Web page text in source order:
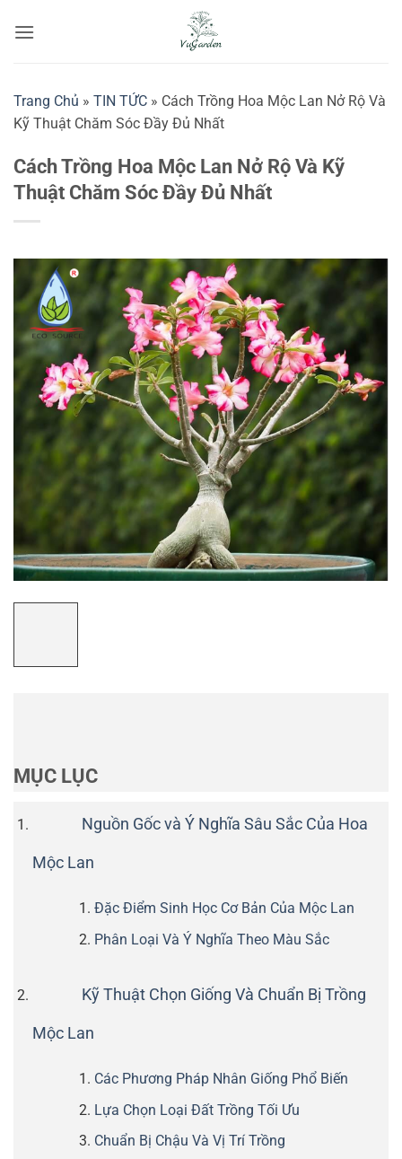
qua
Trang Chủ » TIN TỨC » Cách Trồng Hoa Mộc Lan Nở Rộ Và
Kỹ Thuật Chăm Sóc Đầy Đủ Nhất
Cách Trồng Hoa Mộc Lan Nở Rộ Và Kỹ
Thuật Chăm Sóc Đầy Đủ Nhất
MỤC LỤC
Nguồn Gốc và Ý Nghĩa Sâu Sắc Của Hoa
Mộc Lan
Đặc Điểm Sinh Học Cơ Bản Của Mộc Lan
Phân Loại Và Ý Nghĩa Theo Màu Sắc
Kỹ Thuật Chọn Giống Và Chuẩn Bị Trồng
Mộc Lan
Các Phương Pháp Nhân Giống Phổ Biến
Lựa Chọn Loại Đất Trồng Tối Ưu
Chuẩn Bị Chậu Và Vị Trí Trồng